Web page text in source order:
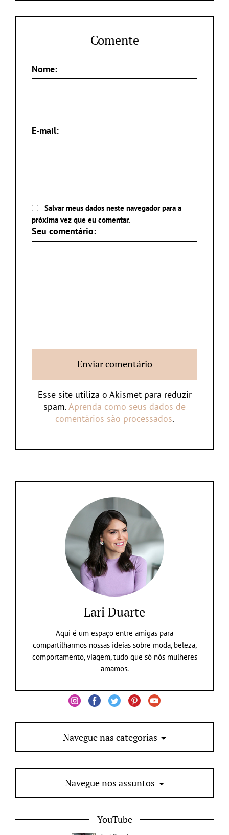
Comente
Nome:
E-mail:
Salvar meus dados neste navegador para a
próxima vez que eu comentar.
Seu comentário:
Esse site utiliza o Akismet para reduzir
spam.Aprenda como seus dados de
comentários são processados.
Lari Duarte
Aqui é um espaço entre amigas para
compartilharmos nossas ideias sobre moda, beleza,
comportamento, viagem, tudo que só nós mulheres
amamos.
Navegue nas categorias
Navegue nos assuntos
YouTube